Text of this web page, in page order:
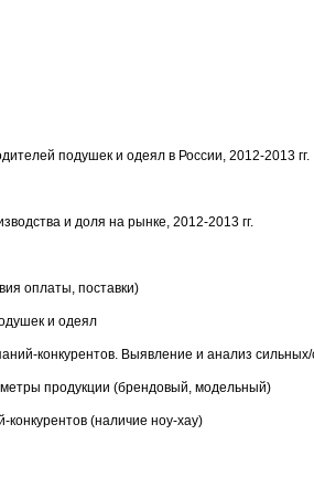
подушек и одеял в России, 2012-2013 гг.
и доля на рынке, 2012-2013 гг.
оплаты, поставки)
и одеял
конкурентов. Выявление и анализ
продукции (брендовый, модельный)
(наличие ноу-хау)